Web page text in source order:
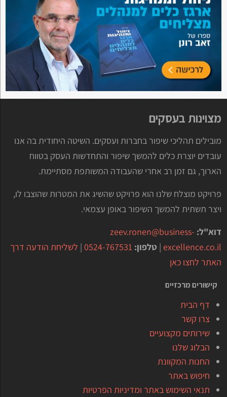
מצוינות בעסקים
מובילים תהליכי שיפור בחברות ועסקים. השיטה היחודית בה אנו
עובדים יוצרת כלים להמשך שיפור והתחדשות העסק בטווח
הארוך, גם זמן רב אחרי שהעבודה המשותפת מסתיימת.
פרויקט מוצלח שלנו הוא פרויקט שהשיג את המטרות שהוצבו לו,
ויצר תשתית להמשך השיפור באופן עצמאי.
דוא"ל: zeev.ronen@business-
excellence.co.il
| טלפון: 0524-767531
| לשליחת הודעה דרך
האתר לחצו כאן
קישורים מרכזיים
דף הבית
צרו קשר
שירותים מקצועיים
הבלוג שלנו
החנות המקוונת
חיפוש באתר
תנאי השימוש באתר ומדיניות הפרטיות